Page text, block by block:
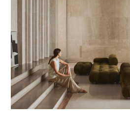
女神MVSA及博物館涵義為名、與全
班牙靈魂的米其林二星餐廳為特色，
多達35件國際時尚攝影作品，多數來
影大賽及全球知名博物館藏之藝術家
將透過奇幻鏡頭，讓世界的美麗和多
容涵蓋城市霓虹、自然山川、超現實
完美融入酒店各場域空間，為旅居時